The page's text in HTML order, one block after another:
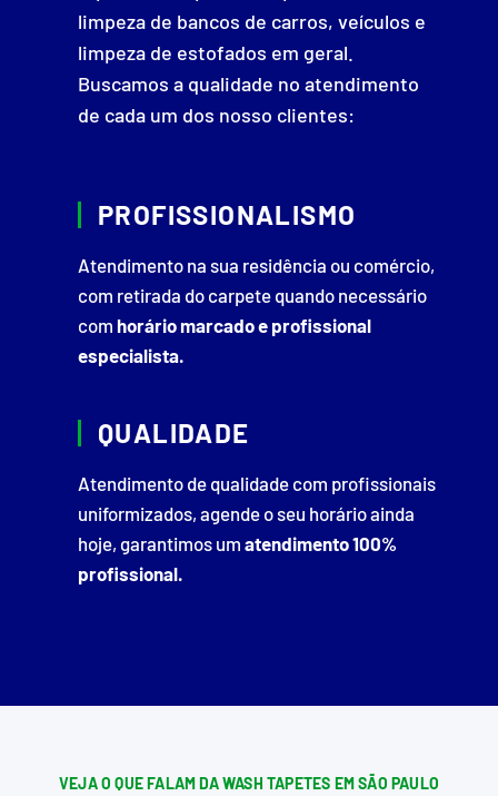
limpeza de bancos de carros, veículos e
limpeza de estofados em geral.
Buscamos a qualidade no atendimento
de cada um dos nosso clientes:
PROFISSIONALISMO
Atendimento na sua residência ou comércio,
com retirada do carpete quando necessário
com horário marcado e profissional
especialista.
QUALIDADE
Atendimento de qualidade com profissionais
uniformizados, agende o seu horário ainda
hoje, garantimos um atendimento 100%
profissional.
VEJA O QUE FALAM DA WASH TAPETES EM SÃO PAULO